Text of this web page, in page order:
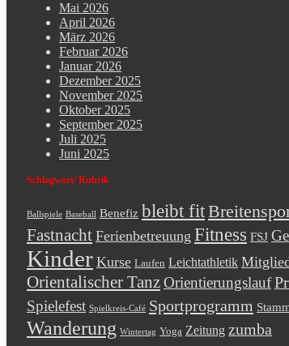
Mai 2026
April 2026
März 2026
Februar 2026
Januar 2026
Dezember 2025
November 2025
Oktober 2025
September 2025
Juli 2025
Juni 2025
Schlagwort/ Rubrik
Ballspiele Baseball Benefiz bleibt fit
Fastnacht Ferienbetreuung Fitness FSJ
Kinder Kurse Laufen Leichtathletik
Orientalischer TanzOrientierungslauf
Spielefest Spielkreis-Café Sportprogramm
Wanderung Wintertag Yoga Zeitung zumba